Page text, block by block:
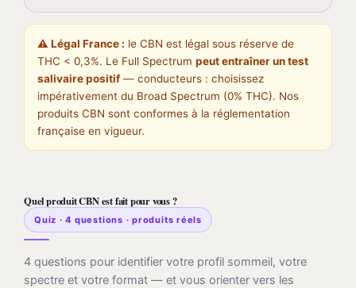
⚠️ Légal France : le CBN est légal sous réserve de
THC < 0,3%. Le Full Spectrum peut entraîner un test
salivaire positif — conducteurs : choisissez
impérativement du Broad Spectrum (0% THC). Nos
produits CBN sont conformes à la réglementation
française en vigueur.
Quel produit CBN est fait pour vous ?
Quiz · 4 questions · produits réels
4 questions pour identifier votre profil sommeil, votre
spectre et votre format — et vous orienter vers les